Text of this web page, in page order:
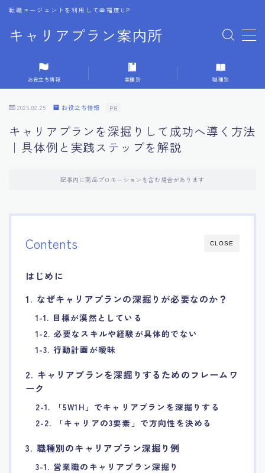
キャリアプラン案内所
転職エージェントを利用して幸福度UP
MENU
1.転職エージェントの選び方
3.キャリア相談時の質問リスト
4.キャリア目標設定の方法
5.キャリアチェンジの体験談
6.専門家からのアドバイス集
7.エージェント面談のポイント
8.非公開求人の魅力
9.年代別の目標設定ポイント
10.エージェント利用時の注意点
11.転職相談で分かる自分の強み
12.異業種への転職成功手法
お役立ち情報 業種別 職種別
2025.02.25 お役立ち情報 PR
キャリアプランを深掘りして成功へ導く方法
｜具体例と実践ステップを解説
記事内に商品プロモーションを含む場合があります
CLOSE
Contents
はじめに
1. なぜキャリアプランの深掘りが必要なのか？
1-1. 目標が漠然としている
1-2. 必要なスキルや経験が具体的でない
1-3. 行動計画が曖昧
2. キャリアプランを深掘りするためのフレームワ
ーク
2-1. 「5W1H」でキャリアプランを深掘りする
2-2. 「キャリアの3要素」で方向性を決める
3. 職種別のキャリアプラン深掘り例
3-1. 営業職のキャリアプラン深掘り